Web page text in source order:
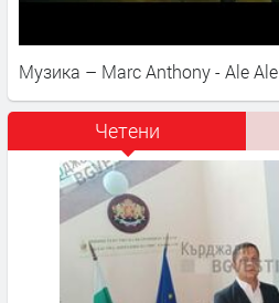
Музика – Marc Anthony - Ale Ale
Четени